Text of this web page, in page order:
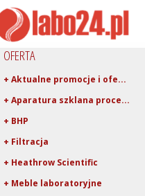
OFERTA
+ Aktualne promocje i ofe...
+ Aparatura szklana proce...
+ BHP
+ Filtracja
+ Heathrow Scientific
+ Meble laboratoryjne